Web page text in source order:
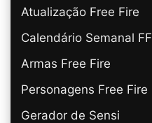
Atualização Free Fire
Calendário Semanal FF
Armas Free Fire
Personagens Free Fire
Gerador de Sensi